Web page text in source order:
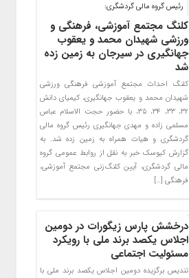
رئیس گروه مالی گردشگری:
کلنگ‌ مجتمع آموزشی، فرهنگی و
ورزشی شهیدان محمد و یعقوب
جهانگیری در سیرجان به زمین زده
شد
کلنگ احداث مجتمع آموزشی فرهنگی ورزشی
شهیدان محمد و یعقوب جهانگیری، کیمیای دانش
۳۲، ۳۳، ۳۴، ۳۵، با حضور حجت الاسلام عباس
مسلمی زاده و مهدی جهانگیری رئیس گروه مالی
گردشگری و هیات همراه به زمین زده شد. به
گزارش کیوسک خبر به نقل از روابط عمومی گروه
مالی گردشگری، آیین کلنگ‌زنی مجتمع آموزشی،
فرهنگی […]
درخشش پارس زیگورات در دومین
اجلاس یکصد برند ملی با رویکرد
مسئولیت اجتماعی
تندیس برگزیده دومین اجلاس یکصد برند ملی با